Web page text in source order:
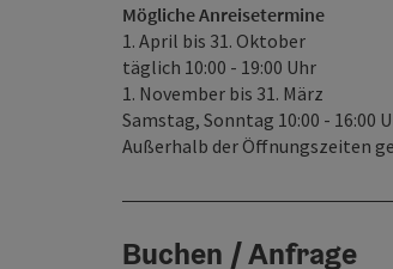
Mögliche Anreisetermine
1. April bis 31. Oktober
täglich 10:00 - 19:00 Uhr
1. November bis 31. März
Samstag, Sonntag 10:00 - 16:00
Außerhalb der Öffnungszeiten
Buchen / Anfrage